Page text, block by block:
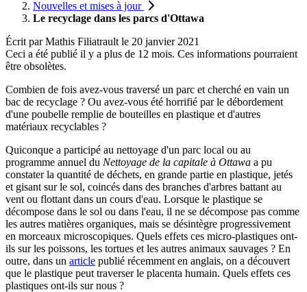
Nouvelles et mises à jour
Le recyclage dans les parcs d'Ottawa
Écrit parMathis Filiatrault le 20 janvier 2021
Ceci a été publié il y a plus de 12 mois. Ces informations pourraient
être obsolètes.
Combien de fois avez-vous traversé un parc et cherché en vain un
bac de recyclage ? Ou avez-vous été horrifié par le débordement
d'une poubelle remplie de bouteilles en plastique et d'autres
matériaux recyclables ?
Quiconque a participé au nettoyage d'un parc local ou au
programme annuel du Nettoyage de la capitale à Ottawa a pu
constater la quantité de déchets, en grande partie en plastique, jetés
et gisant sur le sol, coincés dans des branches d'arbres battant au
vent ou flottant dans un cours d'eau. Lorsque le plastique se
décompose dans le sol ou dans l'eau, il ne se décompose pas comme
les autres matières organiques, mais se désintègre progressivement
en morceaux microscopiques. Quels effets ces micro-plastiques ont-
ils sur les poissons, les tortues et les autres animaux sauvages ? En
outre, dans un article publié récemment en anglais, on a découvert
que le plastique peut traverser le placenta humain. Quels effets ces
plastiques ont-ils sur nous ?